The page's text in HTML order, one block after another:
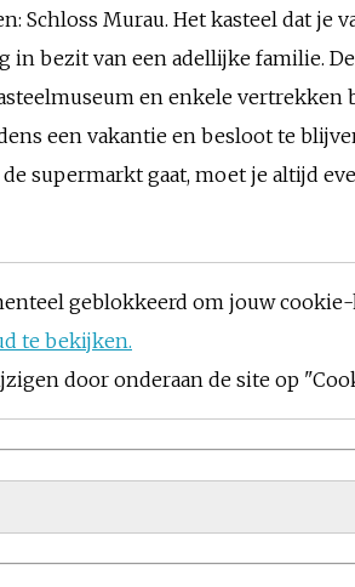
Schloss Murau. Het kasteel dat je
in bezit van een adellijke familie.
en enkele vertrekken
een vakantie en besloot te
de supermarkt gaat, moet je altijd
geblokkeerd om jouw
te bekijken.
door onderaan de site op